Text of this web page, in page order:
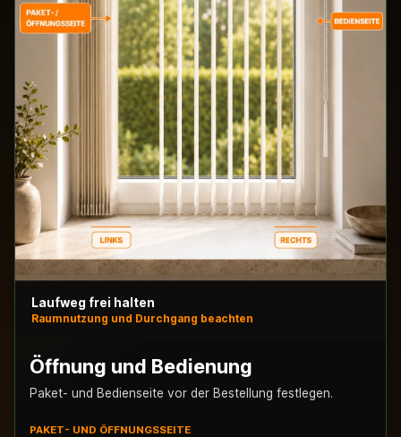
Laufweg frei halten
Raumnutzung und Durchgang beachten
Öffnung und Bedienung
Paket- und Bedienseite vor der Bestellung festlegen.
PAKET- UND ÖFFNUNGSSEITE